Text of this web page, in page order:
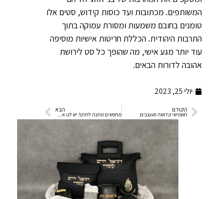
המשותפים. מכתובות ועד כוסות קידוש, סטים אלו
טומנים בחובם משמעות ומסורת עמוקה בתוך
התרבות היהודית. הכללת חריטות אישיות מוסיפה
עוד יותר מגע אישי, מה שהופך כל סט לירושת
אהובה לדורות הבאים.
יולי 25, 2023
הקודם
תשמישי קדושה מעוצבים
הבא
מחפשים מתנה לחתן? יש לנו את המתנה המושלמת